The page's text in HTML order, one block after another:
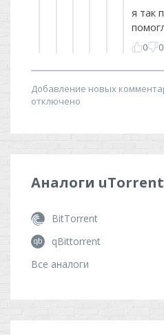
Аналоги uTorrent
BitTorrent
qBittorrent
Все аналоги